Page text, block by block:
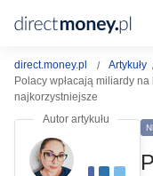
direct.money.pl Artykuły
Polacy wpłacają miliardy
najkorzystniejsze